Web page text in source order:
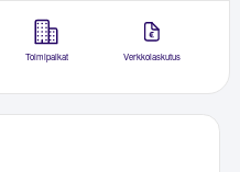
Toimipaikat Verkkolaskutus